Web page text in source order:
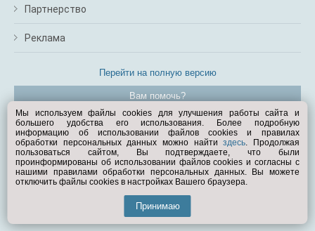
Партнерство
Реклама
Перейти на полную версию
Вам помочь?
© Exist.ru 1998—2026
Мы используем файлы cookies для улучшения работы сайта и
большего удобства его использования. Более подробную
информацию об использовании файлов cookies и правилах
обработки персональных данных можно найтиздесь. Продолжая
пользоваться сайтом, Вы подтверждаете, что были
проинформированы об использовании файлов cookies и согласны с
нашими правилами обработки персональных данных. Вы можете
отключить файлы cookies в настройках Вашего браузера.
Принимаю